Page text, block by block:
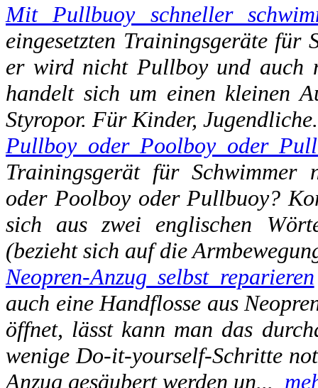
Mit Pullbuoy schneller
eingesetzten Trainingsgeräte
er wird nicht Pullboy und auch
handelt sich um einen kleinen
Styropor. Für Kinder,
Pullboy oder Poolboy oder
Trainingsgerät für
oder Poolboy oder Pullbuoy?
sich aus zwei englischen
(bezieht sich auf die
Neopren-Anzug selbst reparieren
auch eine Handflosse aus
öffnet, lässt kann man das
wenige Do-it-yourself-Schritte
Anzug gesäubert werden un...